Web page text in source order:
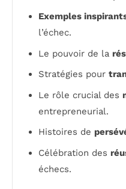
Exemples
l’échec.
Le pouvoir de la
Stratégies pour
Le rôle crucial des
entrepreneurial.
Histoires de
Célébration des
échecs.